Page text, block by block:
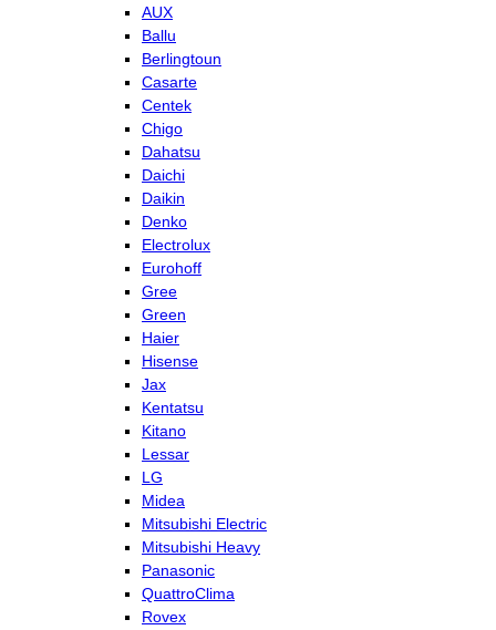
AUX
Ballu
Berlingtoun
Casarte
Centek
Chigo
Dahatsu
Daichi
Daikin
Denko
Electrolux
Eurohoff
Gree
Green
Haier
Hisense
Jax
Kentatsu
Kitano
Lessar
LG
Midea
Mitsubishi Electric
Mitsubishi Heavy
Panasonic
QuattroClima
Rovex